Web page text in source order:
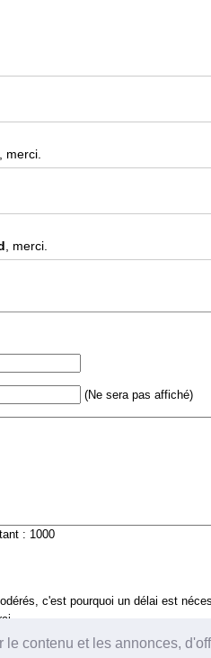
contenu et les annonces,
, merci.
, merci.
(Ne sera pas affiché)
: 1000
c'est pourquoi un délai est